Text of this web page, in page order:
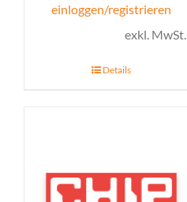
einloggen/registrieren
exkl. MwSt.
Details